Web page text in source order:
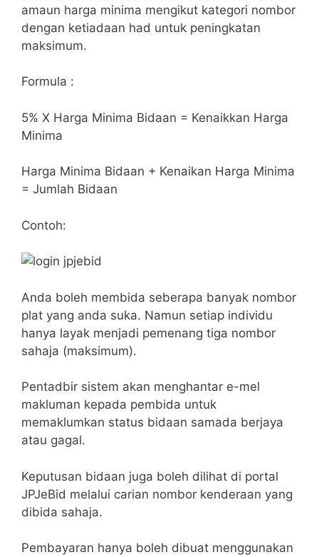
amaun harga minima mengikut kategori nombor
dengan ketiadaan had untuk peningkatan
maksimum.
Formula :
5% X Harga Minima Bidaan = Kenaikkan Harga
Minima
Harga Minima Bidaan + Kenaikan Harga Minima
= Jumlah Bidaan
Contoh:
Anda boleh membida seberapa banyak nombor
plat yang anda suka. Namun setiap individu
hanya layak menjadi pemenang tiga nombor
sahaja (maksimum).
Pentadbir sistem akan menghantar e-mel
makluman kepada pembida untuk
memaklumkan status bidaan samada berjaya
atau gagal.
Keputusan bidaan juga boleh dilihat di portal
JPJeBid melalui carian nombor kenderaan yang
dibida sahaja.
Pembayaran hanya boleh dibuat menggunakan